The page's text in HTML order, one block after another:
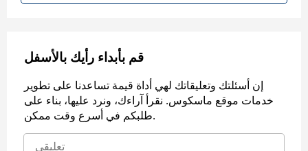
قم بأبداء رأيك بالأسفل
إن أسئلتك وتعليقاتك لهي أداة قيمة تساعدنا على تطوير
خدمات موقع ماسكوس. نقرأ آراءك، ونرد عليها، بناء على
طلبكم في أسرع وقت ممكن.